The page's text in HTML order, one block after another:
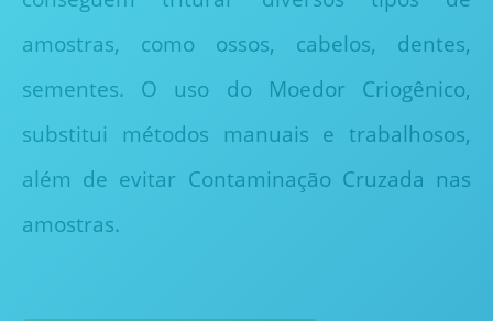
amostras, como ossos, cabelos, dentes,
sementes. O uso do Moedor Criogênico,
substitui métodos manuais e trabalhosos,
além de evitar Contaminação Cruzada nas
amostras.